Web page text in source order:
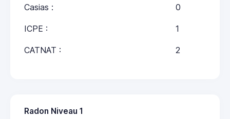
Casias : 0
ICPE : 1
CATNAT : 2
Radon Niveau 1